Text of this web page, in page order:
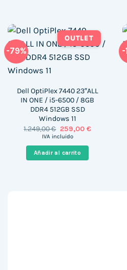
-79%
OUTLET
Dell OptiPlex 7440 23″ALL
IN ONE / i5-6500 / 8GB
DDR4 512GB SSD
Windows 11
1.249,00€ El
precio
era:
1.249,00 €.
259,00 €El
IVA incluido
Añadir al carrito
-